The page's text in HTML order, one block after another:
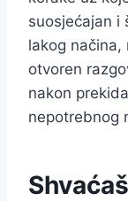
suosjećajan i
lakog načina,
otvoren
nakon
nepotrebnog